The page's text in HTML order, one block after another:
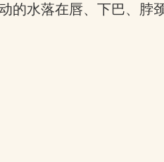
动的水落在唇、下巴、